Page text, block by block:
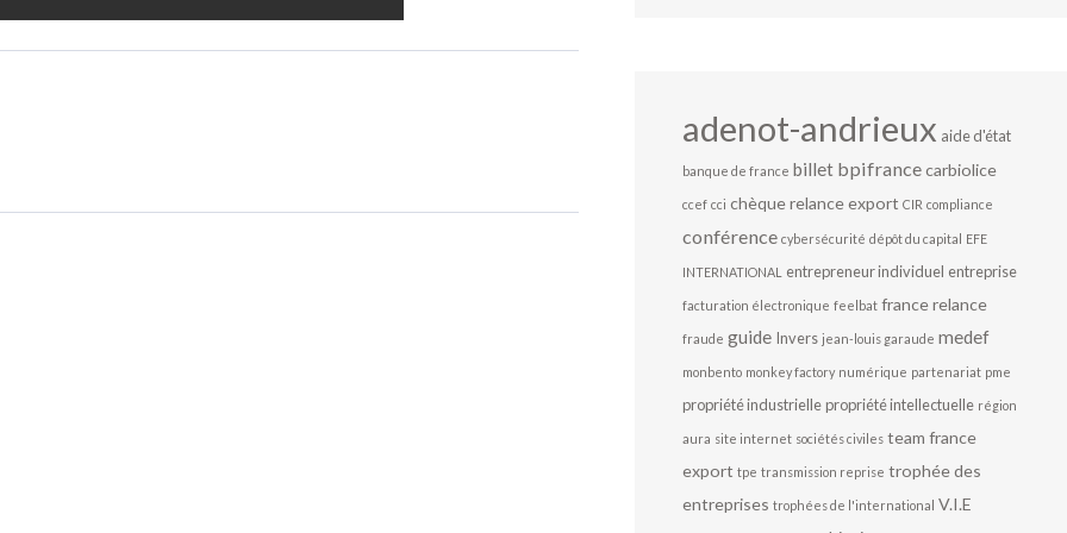
adenot-andrieux aide d'état
banque de france billet bpifrancecarbiolice
ccef cci chèque relance export CIR compliance
conférence cybersécurité dépôt du capital EFE
INTERNATIONAL entrepreneur individuel entreprise
facturation électronique feelbat france relance
fraude guide Invers jean-louis garaude medef
monbento monkey factory numérique partenariat pme
propriété industriellepropriété intellectuelle région
aura site internet sociétés civiles team france
export tpe transmission reprise trophée des
entreprises trophées de l'international V.I.E